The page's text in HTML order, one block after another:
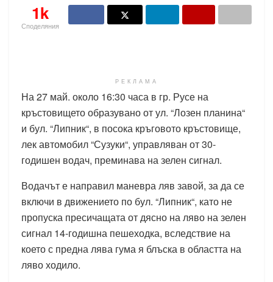
1k
Споделяния
РЕКЛАМА
На 27 май. около 16:30 часа в гр. Русе на
кръстовището образувано от ул. “Лозен планина“
и бул. “Липник“, в посока кръговото кръстовище,
лек автомобил “Сузуки“, управляван от 30-
годишен водач, преминава на зелен сигнал.
Водачът е направил маневра ляв завой, за да се
включи в движението по бул. “Липник“, като не
пропуска пресичащата от дясно на ляво на зелен
сигнал 14-годишна пешеходка, вследствие на
което с предна лява гума я блъска в областта на
ляво ходило.